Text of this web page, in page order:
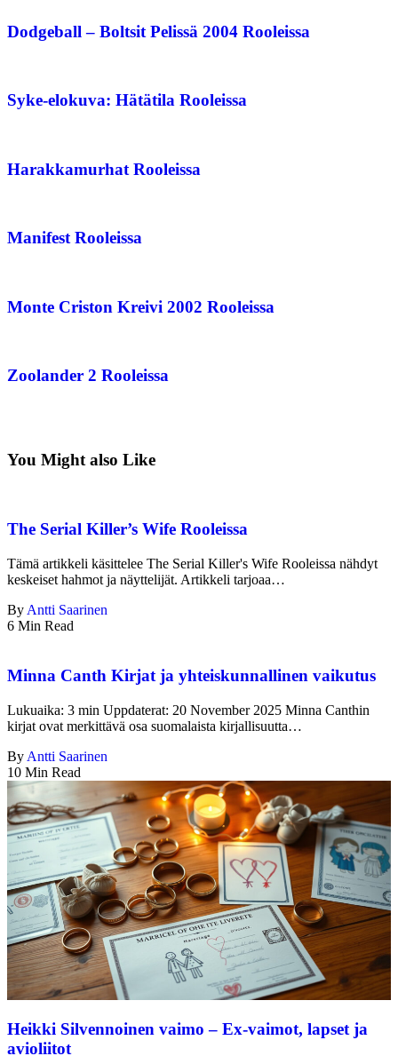
Dodgeball – Boltsit Pelissä 2004 Rooleissa
Syke-elokuva: Hätätila Rooleissa
Harakkamurhat Rooleissa
Manifest Rooleissa
Monte Criston Kreivi 2002 Rooleissa
Zoolander 2 Rooleissa
You Might also Like
The Serial Killer’s Wife Rooleissa
Tämä artikkeli käsittelee The Serial Killer's Wife Rooleissa nähdyt
keskeiset hahmot ja näyttelijät. Artikkeli tarjoaa…
By Antti Saarinen
6 Min Read
Minna Canth Kirjat ja yhteiskunnallinen vaikutus
Lukuaika: 3 min Uppdaterat: 20 November 2025 Minna Canthin
kirjat ovat merkittävä osa suomalaista kirjallisuutta…
By Antti Saarinen
10 Min Read
Heikki Silvennoinen vaimo – Ex-vaimot, lapset ja
avioliitot